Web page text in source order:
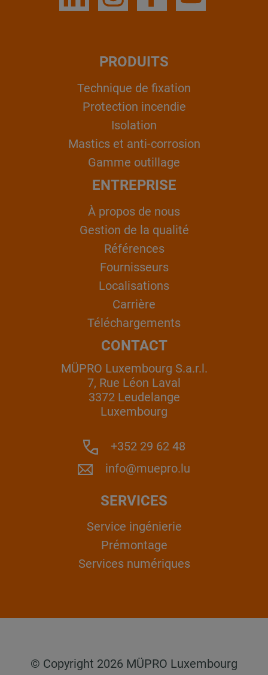
PRODUITS
Technique de fixation
Protection incendie
Isolation
Mastics et anti-corrosion
Gamme outillage
ENTREPRISE
À propos de nous
Gestion de la qualité
Références
Fournisseurs
Localisations
Carrière
Téléchargements
CONTACT
MÜPRO Luxembourg S.a.r.l.
7, Rue Léon Laval
3372 Leudelange
Luxembourg
+352 29 62 48
info@muepro.lu
SERVICES
Service ingénierie
Prémontage
Services numériques
© Copyright 2026 MÜPRO Luxembourg